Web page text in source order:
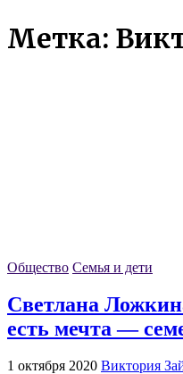
Метка:
Общество Семья и дети
Светлана
есть мечта —
1 октября 2020 Виктория